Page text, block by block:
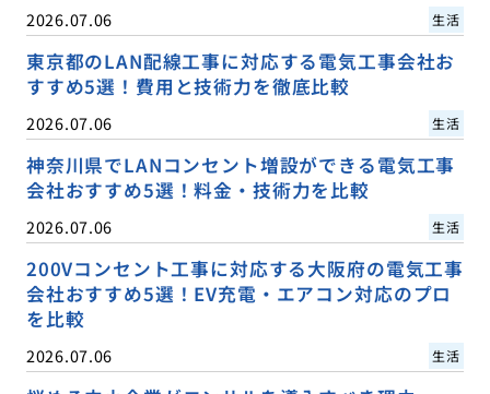
2026.07.06 生活
東京都のLAN配線工事に対応する電気工事会社お
すすめ5選！費用と技術力を徹底比較
2026.07.06 生活
神奈川県でLANコンセント増設ができる電気工事
会社おすすめ5選！料金・技術力を比較
2026.07.06 生活
200Vコンセント工事に対応する大阪府の電気工事
会社おすすめ5選！EV充電・エアコン対応のプロ
を比較
2026.07.06 生活